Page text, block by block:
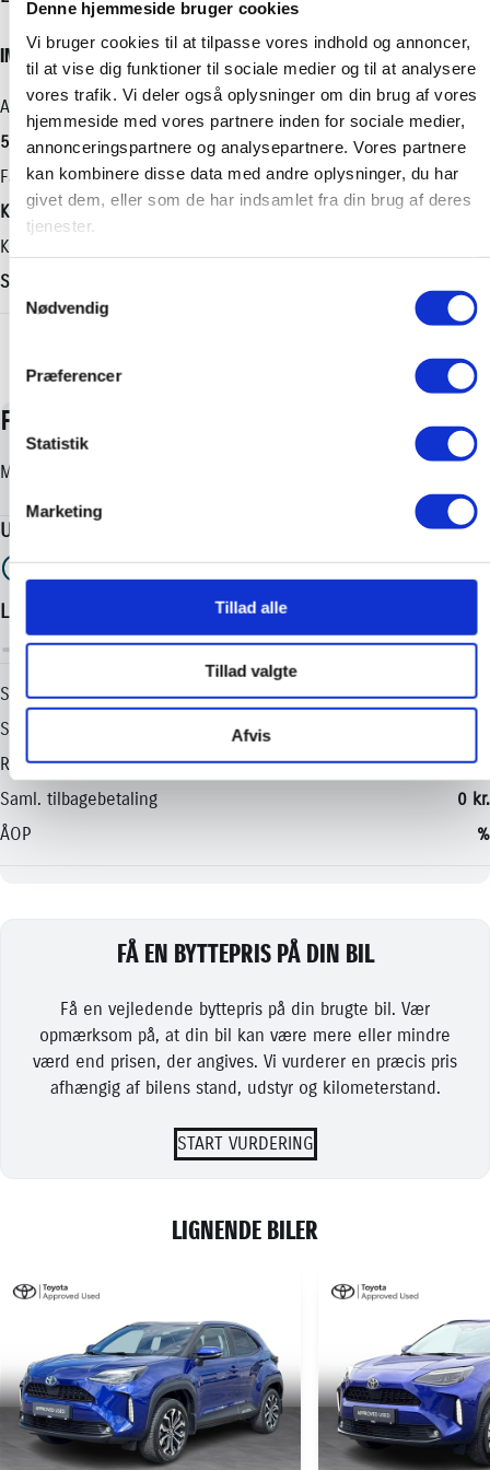
Denne hjemmeside bruger cookies
Vi bruger cookies til at tilpasse vores indhold og annoncer,
til at vise dig funktioner til sociale medier og til at analysere
vores trafik. Vi deler også oplysninger om din brug af vores
hjemmeside med vores partnere inden for sociale medier,
annonceringspartnere og analysepartnere. Vores partnere
kan kombinere disse data med andre oplysninger, du har
givet dem, eller som de har indsamlet fra din brug af deres
tjenester.
Samtykkevalg
Nødvendig
Præferencer
Statistik
Marketing
Tillad alle
Tillad valgte
Afvis
INDRETNING OG TYPE
Antal døre
5
Farve
Koks
Karosseri
SUV
2,5 l
Drivmiddel
Hybrid (Benzin / El)
Geartype
Automatisk
-
Maks. ladeeffekt (hjemme)
-
1855 mm
Højde
1685 mm
Længde
4600 mm
Tilkoblingsvægt med bremser
800 kg
Tilkoblingsvægt uden bremser
FÅ EN BYTTEPRIS PÅ DIN BIL
Få en vejledende byttepris på din brugte bil. Vær
opmærksom på, at din bil kan være mere eller mindre
værd end prisen, der angives. Vi vurderer en præcis pris
afhængig af bilens stand, udstyr og kilometerstand.
START VURDERING
LIGNENDE BILER